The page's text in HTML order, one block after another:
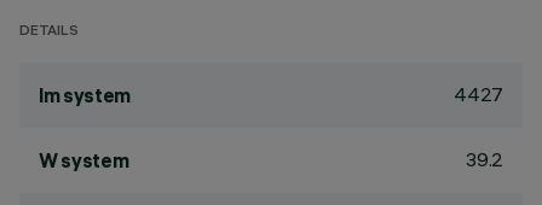
DETAILS
lm system 4427
W system 39.2